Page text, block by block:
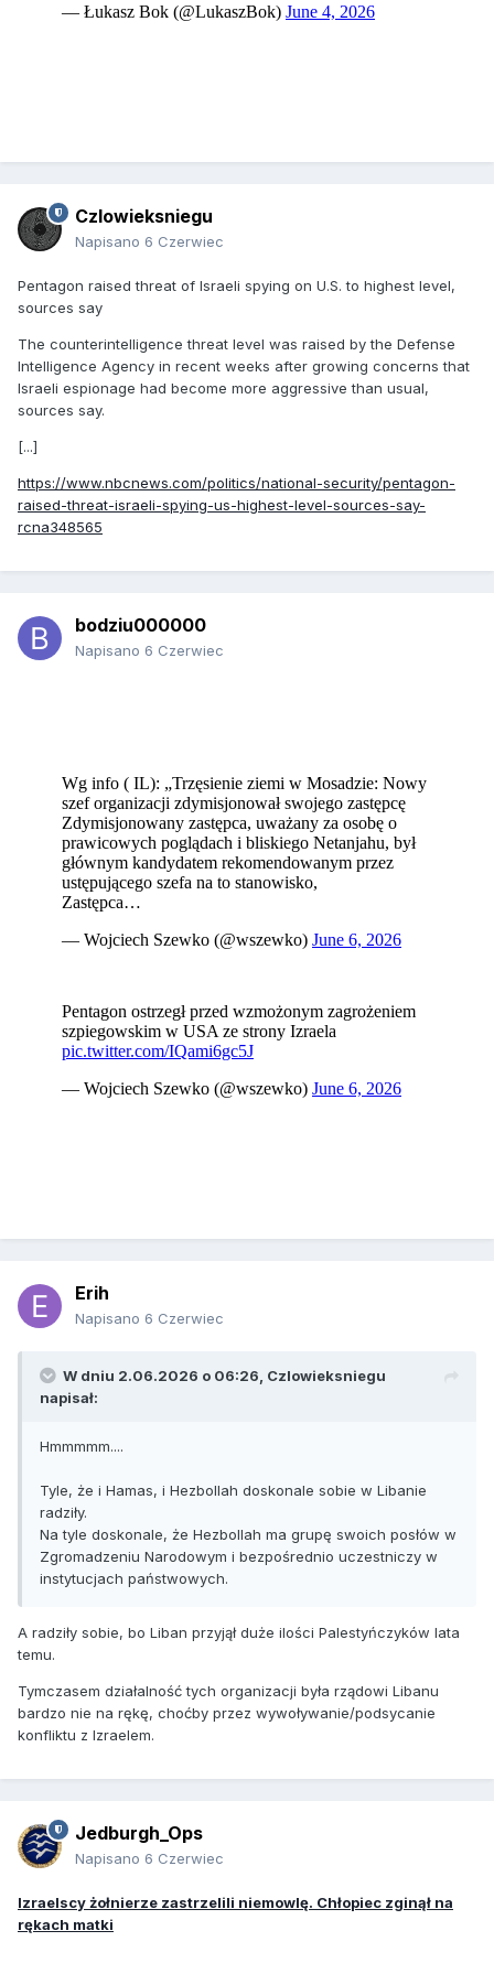
Czlowieksniegu
Napisano 6 Czerwiec
Pentagon raised threat of Israeli spying on U.S. to highest level,
sources say
The counterintelligence threat level was raised by the Defense
Intelligence Agency in recent weeks after growing concerns that
Israeli espionage had become more aggressive than usual,
sources say.
[...]
https://www.nbcnews.com/politics/national-security/pentagon-
raised-threat-israeli-spying-us-highest-level-sources-say-
rcna348565
bodziu000000
Napisano 6 Czerwiec
Erih
Napisano 6 Czerwiec
W dniu 2.06.2026 o 06:26, Czlowieksniegu
napisał:
Hmmmmm....
Tyle, że i Hamas, i Hezbollah doskonale sobie w Libanie
radziły.
Na tyle doskonale, że Hezbollah ma grupę swoich posłów w
Zgromadzeniu Narodowym i bezpośrednio uczestniczy w
instytucjach państwowych.
A radziły sobie, bo Liban przyjął duże ilości Palestyńczyków lata
temu.
Tymczasem działalność tych organizacji była rządowi Libanu
bardzo nie na rękę, choćby przez wywoływanie/podsycanie
konfliktu z Izraelem.
Jedburgh_Ops
Napisano 6 Czerwiec
Izraelscy żołnierze zastrzelili niemowlę. Chłopiec zginął na
rękach matki